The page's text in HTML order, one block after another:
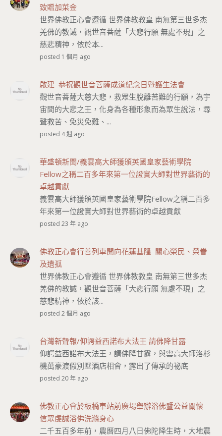
致贈加菜金
世界佛教正心會遵循 世界佛教教皇 南無第三世多杰
羌佛的教誡，觀世音菩薩「大悲行願 無處不現」之
慈悲精神，依於本...
posted 1 個月 ago
啟建 恭祝觀世音菩薩成道紀念日暨護生法會
觀世音菩薩大慈大悲，救眾生脫離苦難的行願，為宇
宙間的大悲之王，化身為各種形象而為眾生說法，尋
聲救苦、免災免難、...
posted 4 週 ago
華盛頓新聞/義雲高大師獲頒英國皇家藝術學院
Fellow之稱二百多年來第一位證實大師對世界藝術的
卓越貢獻
義雲高大師獲頒英國皇家藝術學院Fellow之稱二百多
年來第一位證實大師對世界藝術的卓越貢獻
posted 23 年 ago
佛教正心會行善列車開向花蓮基隆 關心榮民、榮眷
及遺孤
世界佛教正心會遵循 世界佛教教皇 南無第三世多杰
羌佛的教誡，觀世音菩薩「大悲行願 無處不現」之
慈悲精神，依於該...
posted 2 個月 ago
台灣新聲報/仰諤益西諾布大法王 請佛降甘露
仰諤益西諾布大法王，請佛降甘露，與雲高大師洛杉
機萬豪渡假別墅酒店相會，露出了傳承的祕底
posted 20 年 ago
佛教正心會於板橋車站前廣場舉辦浴佛暨公益關懷
信眾虔誠浴佛洗滌身心
二千五百多年前，農曆四月八日佛陀降生時，大地震